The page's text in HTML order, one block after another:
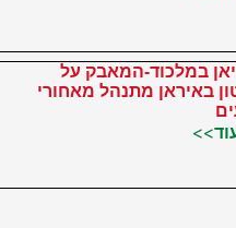
במלכוד-המאבק על
באיראן מתנהל מאחורי